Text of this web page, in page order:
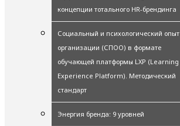
концепции тотального HR-брендинга
Социальный и психологический опыт
организации (СПОО) в формате
обучающей платформы LXP (Learning
Experience Platform). Методический
стандарт
Энергия бренда: 9 уровней